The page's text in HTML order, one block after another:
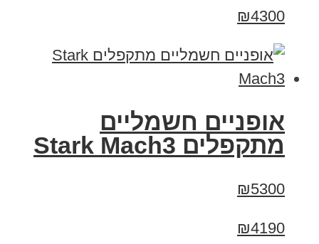
₪4300
‏אופניים חשמליים
‏מתקפלים Stark Mach3
₪5300
₪4190